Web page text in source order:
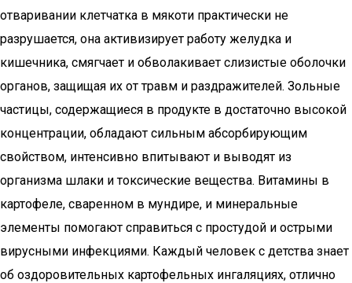
отваривании клетчатка в мякоти практически не
разрушается, она активизирует работу желудка и
кишечника, смягчает и обволакивает слизистые оболочки
органов, защищая их от травм и раздражителей. Зольные
частицы, содержащиеся в продукте в достаточно высокой
концентрации, обладают сильным абсорбирующим
свойством, интенсивно впитывают и выводят из
организма шлаки и токсические вещества. Витамины в
картофеле, сваренном в мундире, и минеральные
элементы помогают справиться с простудой и острыми
вирусными инфекциями. Каждый человек с детства знает
об оздоровительных картофельных ингаляциях, отлично